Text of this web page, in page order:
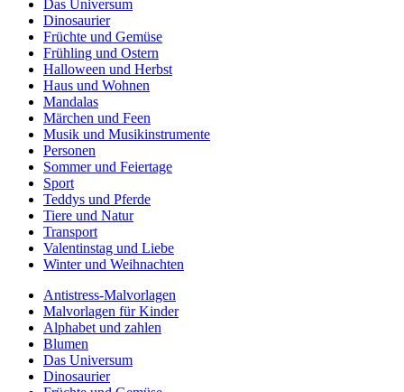
Das Universum
Dinosaurier
Früchte und Gemüse
Frühling und Ostern
Halloween und Herbst
Haus und Wohnen
Mandalas
Märchen und Feen
Musik und Musikinstrumente
Personen
Sommer und Feiertage
Sport
Teddys und Pferde
Tiere und Natur
Transport
Valentinstag und Liebe
Winter und Weihnachten
Antistress-Malvorlagen
Malvorlagen für Kinder
Alphabet und zahlen
Blumen
Das Universum
Dinosaurier